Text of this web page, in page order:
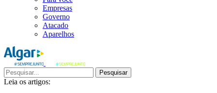
Empresas
Governo
Atacado
Aparelhos
Pesquisar
Leia os artigos: